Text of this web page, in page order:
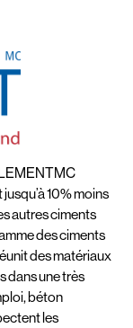
10% moins
autres ciments
des ciments
des matériaux
dans une très
béton
les